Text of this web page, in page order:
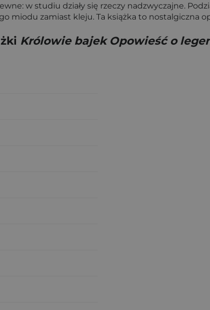
w studiu działy się rzeczy nadzwyczajne.
miodu zamiast kleju. Ta książka to nostalgiczna
Królowie bajek Opowieść o